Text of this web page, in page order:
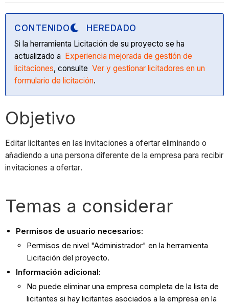
CONTENIDO HEREDADO
Si la herramienta Licitación de su proyecto se ha
actualizado a Experiencia mejorada de gestión de
licitaciones, consulteVer y gestionar licitadores en un
formulario de licitación.
Objetivo
Editar licitantes en las invitaciones a ofertar eliminando o
añadiendo a una persona diferente de la empresa para recibir
invitaciones a ofertar.
Temas a considerar
Permisos de usuario necesarios:
Permisos de nivel "Administrador" en la herramienta
Licitación del proyecto.
Información adicional:
No puede eliminar una empresa completa de la lista de
licitantes si hay licitantes asociados a la empresa en la